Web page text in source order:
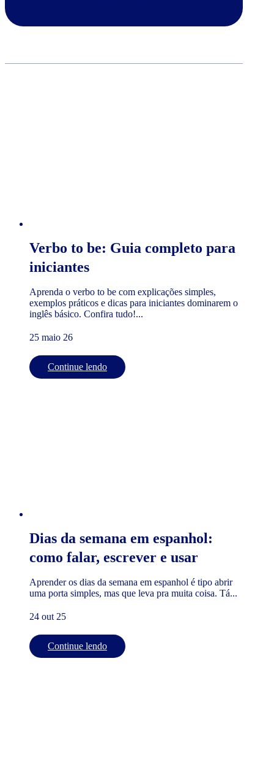
Verbo to be: Guia completo para
iniciantes
Aprenda o verbo to be com explicações simples,
exemplos práticos e dicas para iniciantes dominarem o
inglês básico. Confira tudo!...
25 maio 26
Continue lendo
Dias da semana em espanhol:
como falar, escrever e usar
Aprender os dias da semana em espanhol é tipo abrir
uma porta simples, mas que leva pra muita coisa. Tá...
24 out 25
Continue lendo